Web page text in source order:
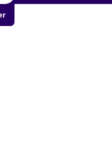
Arema 3-1, Persija Rebut